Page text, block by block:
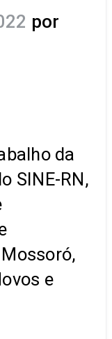
por
da
SINE-RN,
e